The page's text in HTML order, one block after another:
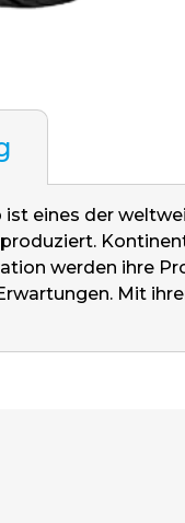
ist eines der
werden ihre
Mit